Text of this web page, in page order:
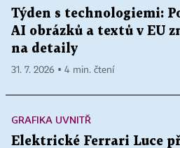
Týden s technologiemi:
AI obrázků a textů v EU
na detaily
31. 7. 2026 ▪ 4 min. čtení
GRAFIKA UVNITŘ
Elektrické Ferrari Luce